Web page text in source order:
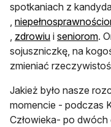
spotkaniach z
otwiera się w nowej
,
otwiera się w nowej
, zdrowiuotwiera się w
i seniorom.
sojuszniczkę, na
zmieniać
Jakież było nasze
momencie - podczas
Człowieka- po